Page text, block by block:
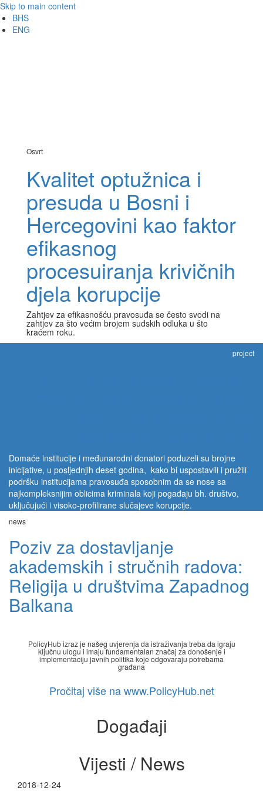
Skip to main content
BHS
ENG
Osvrt
Kvalitet optužnica i
presuda u Bosni i
Hercegovini kao faktor
efikasnog
procesuiranja krivičnih
djela korupcije
Zahtjev za efikasnošću pravosuđa se često svodi na
zahtjev za što većim brojem sudskih odluka u što
kraćem roku.
project
Domaće institucije i međunarodni donatori poduzeli su brojne
inicijative, u posljednjih deset godina, kako bi uspostavili i pružili
podršku institucijama pravosuđa sposobnim da se nose sa
najkompleksnijim oblicima kriminala koji pogađaju bh. društvo,
uključujući i visoko-profilirane slučajeve korupcije.
news
Poziv za dostavljanje
akademskih i stručnih radova:
Religija u društvima Zapadnog
Balkana
PolicyHub izraz je našeg uvjerenja da istraživanja treba da igraju
ključnu ulogu i imaju fundamentalan značaj za donošenje i
implementaciju javnih politika koje odgovaraju potrebama
građana
Pročitaj više na www.PolicyHub.net
Događaji
Vijesti / News
2018-12-24